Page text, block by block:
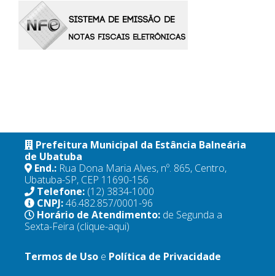
Prefeitura Municipal da Estância Balneária
de Ubatuba
End.: Rua Dona Maria Alves, nº. 865, Centro,
Ubatuba-SP, CEP 11690-156
Telefone: (12) 3834-1000
CNPJ:46.482.857/0001-96
Horário de Atendimento: de Segunda a
Sexta-Feira (clique-aqui)
Termos de Uso e Política de Privacidade